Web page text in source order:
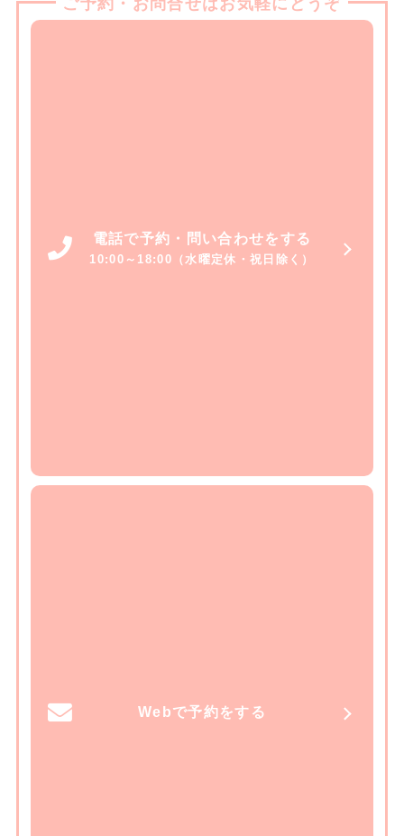
ご予約・お問合せはお気軽にどうぞ
電話で予約・問い合わせをする
10:00～18:00（水曜定休・祝日除く）
Webで予約をする